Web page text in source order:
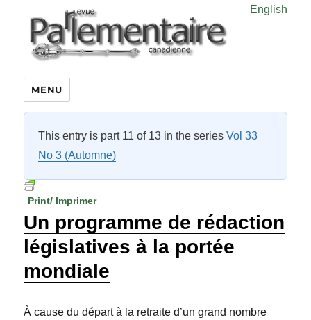
English
MENU
This entry is part 11 of 13 in the seriesVol 33
No 3 (Automne)
Print/ Imprimer
Un programme de rédaction
législatives à la portée
mondiale
À cause du départ à la retraite d’un grand nombre